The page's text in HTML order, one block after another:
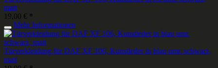
matt
19,00 € *
Mehr Informationen
Türverkleidung für DAF XF 106, Kunstleder in blau umr. schwarz,
matt